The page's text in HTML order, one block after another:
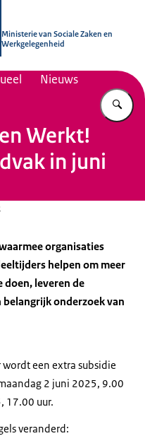
Ministerie van Sociale Zaken en
Werkgelegenheid
Nieuws
Werkt!
in juni
organisaties
helpen om meer
doen, leveren de
onderzoek van
wordt een extra subsidie
2 juni 2025, 9.00
17.00 uur.
veranderd: